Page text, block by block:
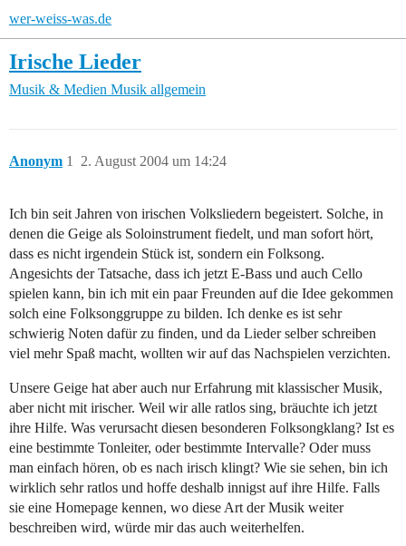
wer-weiss-was.de
Irische Lieder
Musik & Medien Musik allgemein
Anonym 2. August 2004 um 14:24
1
Ich bin seit Jahren von irischen Volksliedern begeistert. Solche, in
denen die Geige als Soloinstrument fiedelt, und man sofort hört,
dass es nicht irgendein Stück ist, sondern ein Folksong.
Angesichts der Tatsache, dass ich jetzt E-Bass und auch Cello
spielen kann, bin ich mit ein paar Freunden auf die Idee gekommen
solch eine Folksonggruppe zu bilden. Ich denke es ist sehr
schwierig Noten dafür zu finden, und da Lieder selber schreiben
viel mehr Spaß macht, wollten wir auf das Nachspielen verzichten.
Unsere Geige hat aber auch nur Erfahrung mit klassischer Musik,
aber nicht mit irischer. Weil wir alle ratlos sing, bräuchte ich jetzt
ihre Hilfe. Was verursacht diesen besonderen Folksongklang? Ist es
eine bestimmte Tonleiter, oder bestimmte Intervalle? Oder muss
man einfach hören, ob es nach irisch klingt? Wie sie sehen, bin ich
wirklich sehr ratlos und hoffe deshalb innigst auf ihre Hilfe. Falls
sie eine Homepage kennen, wo diese Art der Musik weiter
beschreiben wird, würde mir das auch weiterhelfen.